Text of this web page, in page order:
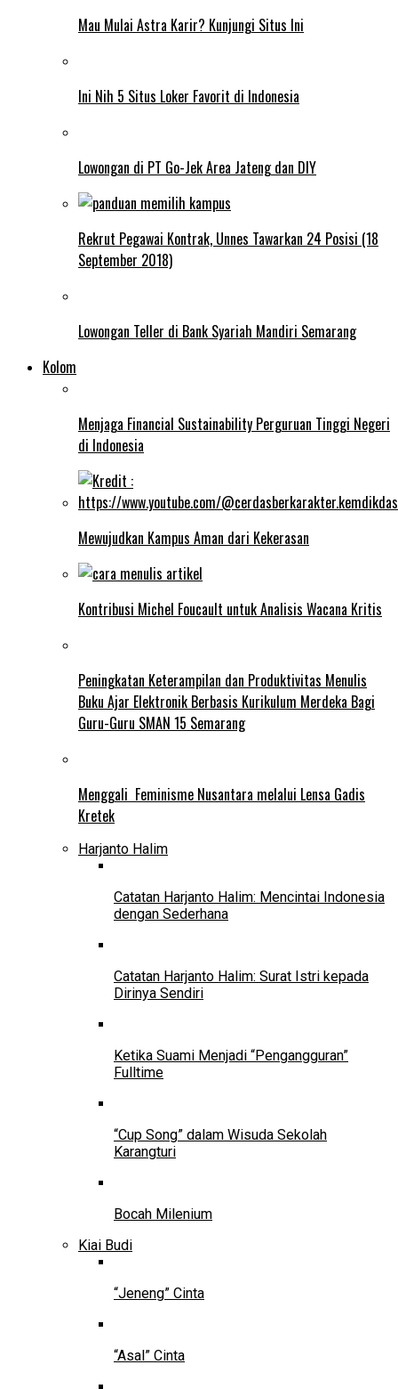
Mau Mulai Astra Karir? Kunjungi Situs Ini
Ini Nih 5 Situs Loker Favorit di Indonesia
Lowongan di PT Go-Jek Area Jateng dan DIY
Rekrut Pegawai Kontrak, Unnes Tawarkan 24 Posisi (18
September 2018)
Lowongan Teller di Bank Syariah Mandiri Semarang
Kolom
Menjaga Financial Sustainability Perguruan Tinggi Negeri
di Indonesia
Mewujudkan Kampus Aman dari Kekerasan
Kontribusi Michel Foucault untuk Analisis Wacana Kritis
Peningkatan Keterampilan dan Produktivitas Menulis
Buku Ajar Elektronik Berbasis Kurikulum Merdeka Bagi
Guru-Guru SMAN 15 Semarang
Menggali Feminisme Nusantara melalui Lensa Gadis
Kretek
Harjanto Halim
Catatan Harjanto Halim: Mencintai Indonesia
dengan Sederhana
Catatan Harjanto Halim: Surat Istri kepada
Dirinya Sendiri
Ketika Suami Menjadi “Pengangguran”
Fulltime
“Cup Song” dalam Wisuda Sekolah
Karangturi
Bocah Milenium
Kiai Budi
“Jeneng” Cinta
“Asal” Cinta